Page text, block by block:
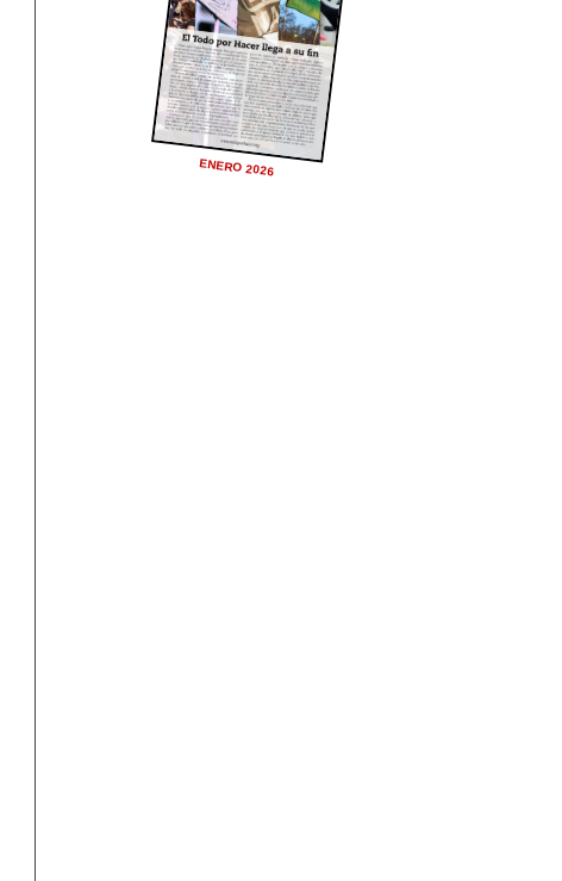
ENERO 2026